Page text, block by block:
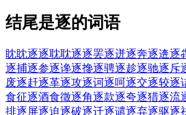
结尾是逐的词语
眈眈逐逐耽耽逐逐罢逐迸逐奔逐逩逐
逐捕逐参逐谗逐搀逐骋逐趁逐驰逐斥
废逐赶逐革逐攻逐诃逐呵逐交逐较逐
食征逐酒食徵逐角逐款逐夸逐猎逐流
排逐屏逐迫逐破逐迁逐谴逐弃逐驱逐